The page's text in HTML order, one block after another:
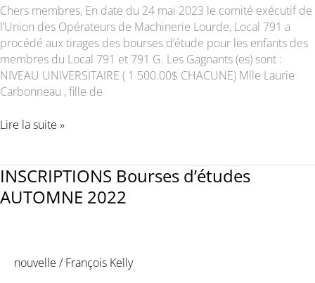
Chers membres, En date du 24 mai 2023 le comité exécutif de
l’Union des Opérateurs de Machinerie Lourde, Local 791 a
procédé aux tirages des bourses d’étude pour les enfants des
membres du Local 791 et 791 G. Les Gagnants (es) sont :
NIVEAU UNIVERSITAIRE ( 1 500.00$ CHACUNE) Mlle Laurie
Carbonneau , fille de
Bourses
2022,les
gagnants
(tes)
Lire la suite »
INSCRIPTIONS Bourses d’études
AUTOMNE 2022
nouvelle /François Kelly